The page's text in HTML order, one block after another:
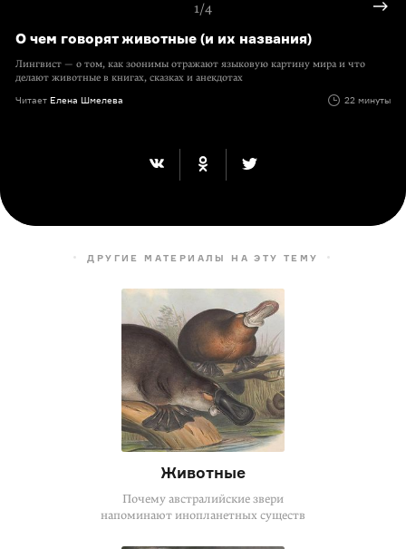
1/4
О чем говорят животные (и их названия)
Лингвист — о том, как зоонимы отражают языковую картину мира и что
делают животные в книгах, сказках и анекдотах
Читает Елена Шмелева 22 минуты
ДРУГИЕ МАТЕРИАЛЫ НА ЭТУ ТЕМУ
Животные
Почему австралийские звери
напоминают инопланетных существ